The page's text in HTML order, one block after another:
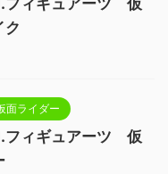
フィギュアーツ 仮
ク
ライダー
フィギュアーツ 仮